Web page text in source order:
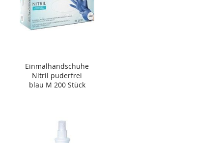
Einmalhandschuhe
Nitril puderfrei
blau M 200 Stück